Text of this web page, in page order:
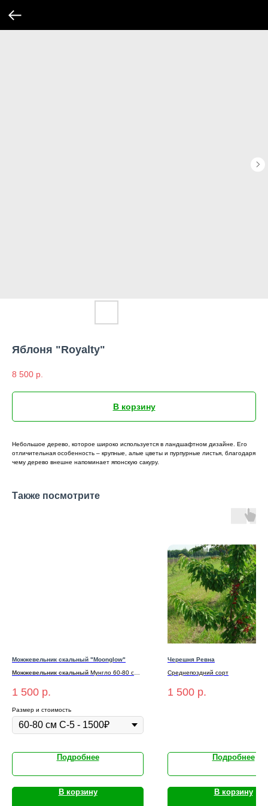
Яблоня "Royalty"
8 500 р.
В корзину
Небольшое дерево, которое широко используется в ландшафтном дизайне. Его
отличительная особенность – крупные, алые цветы и пурпурные листья, благодаря
чему дерево внешне напоминает японскую сакуру.
Также посмотрите
Можжевельник скальный "Moonglow"
Можжевельник скальный Мунгло 60-80 см
1 500 р.
Размер и стоимость
Подробнее
В корзину
Черешня Ревна
Среднепоздний сорт
1 500 р.
Подробнее
В корзину